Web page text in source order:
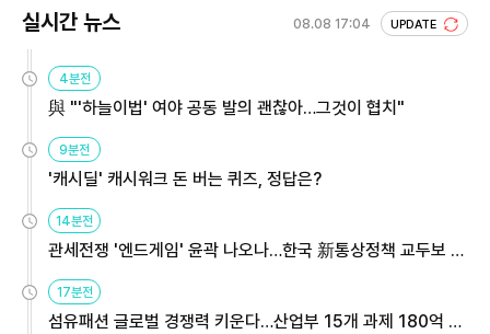
실시간 뉴스 08.08 17:04 UPDATE
4분전
與 "'하늘이법' 여야 공동 발의 괜찮아…그것이 협치"
9분전
'캐시딜' 캐시워크 돈 버는 퀴즈, 정답은?
14분전
관세전쟁 '엔드게임' 윤곽 나오나…한국 新통상정책 교두보 활
17분전
섬유패션 글로벌 경쟁력 키운다…산업부 15개 과제 180억 지